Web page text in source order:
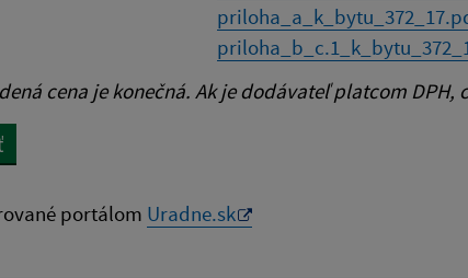
cena je konečná. Ak je dodávateľ platcom DPH,
portálom Uradne.sk